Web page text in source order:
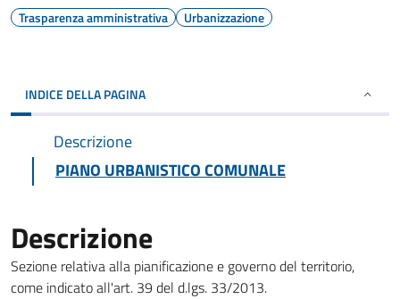
Trasparenza amministrativa Urbanizzazione
INDICE DELLA PAGINA
Descrizione
PIANO URBANISTICO COMUNALE
Descrizione
Sezione relativa alla pianificazione e governo del territorio,
come indicato all'art. 39 del d.lgs. 33/2013.